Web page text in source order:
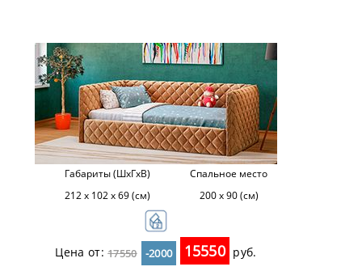
Габариты (ШхГхВ)
212 х 102 х 69 (см)
Спальное место
200 х 90 (см)
Цена от:17550 -2000 15550 руб.